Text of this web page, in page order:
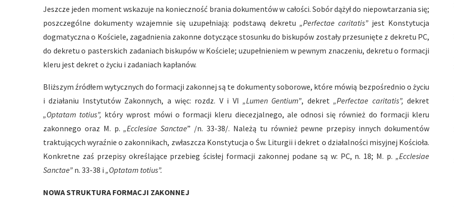
Jeszcze jeden moment wskazuje na konieczność brania dokumentów w całości. Sobór dążył do niepowtarzania się;
poszczególne dokumenty wzajemnie się uzupełniają: podstawą dekretu „Perfectae caritatis”jest Konstytucja
dogmatyczna o Kościele, zagadnienia zakonne dotyczące stosunku do biskupów zostały przesunięte z dekretu PC,
do dekretu o pasterskich zadaniach biskupów w Kościele; uzupełnieniem w pewnym znaczeniu, dekretu o formacji
kleru jest dekret o życiu i zadaniach kapłanów.
Bliższym źródłem wytycznych do formacji zakonnej są te dokumenty soborowe, które mówią bezpośrednio o życiu
i działaniu Instytutów Zakonnych, a więc: rozdz. V i VI „Lumen Gentium”, dekret„Perfectae caritatis”, dekret
„Optatam totius”, który wprost mówi o formacji kleru diecezjalnego, ale odnosi się również do formacji kleru
zakonnego oraz M. p.„Ecclesiae Sanctae” /n. 33-38/. Należą tu również pewne przepisy innych dokumentów
traktujących wyraźnie o zakonnikach, zwłaszcza Konstytucja o Św. Liturgii i dekret o działalności misyjnej Kościoła.
Konkretne zaś przepisy określające przebieg ścisłej formacji zakonnej podane są w: PC, n. 18; M. p. „Ecclesiae
Sanctae” n. 33-38 i „Optatam totius”.
NOWA STRUKTURA FORMACJI ZAKONNEJ